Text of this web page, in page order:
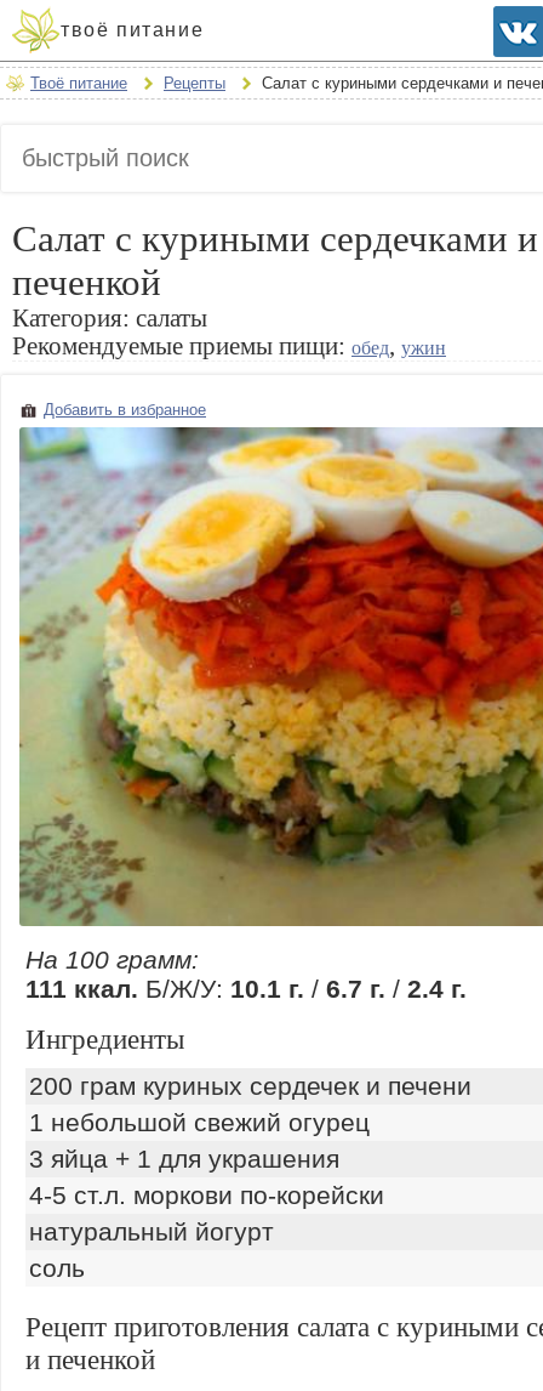
твоё питание
Твоё питание Рецепты Салат с куриными сердечками и
Салат с куриными сердечками и
печенкой
Категория: салаты
Рекомендуемые приемы пищи: обед, ужин
Добавить в избранное
На 100 грамм:
111 ккал. Б/Ж/У: 10.1 г. / 6.7 г. / 2.4 г.
Ингредиенты
200 грам куриных сердечек и печени
1 небольшой свежий огурец
3 яйца + 1 для украшения
4-5 ст.л. моркови по-корейски
натуральный йогурт
соль
Рецепт приготовления салата с куриными
и печенкой